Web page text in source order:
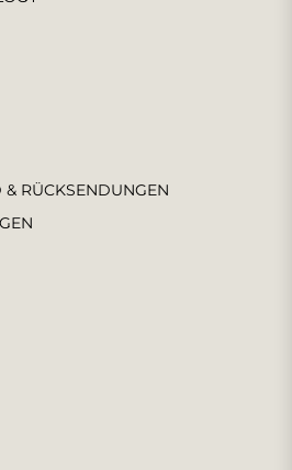
RÜCKSENDUNGEN